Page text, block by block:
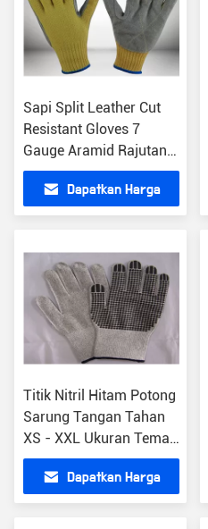
Sapi Split Leather Cut
Resistant Gloves 7
Gauge Aramid Rajutan
Sepenuhnya Pelindung
Dapatkan Harga
Titik Nitril Hitam Potong
Sarung Tangan Tahan
XS - XXL Ukuran Teman
Ramah Lingkungan
Dapatkan Harga